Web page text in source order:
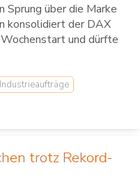
Sprung über die Marke
konsolidiert der DAX
und dürfte
Industrieaufträge
trotz Rekord-